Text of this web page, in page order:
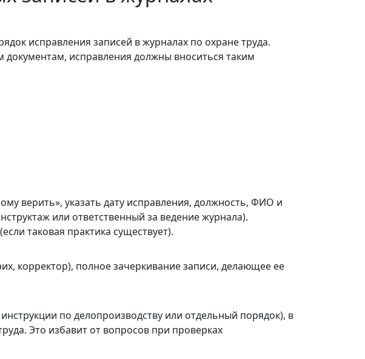
исправления записей в журналах по охране труда.
исправления должны вноситься таким
верить», указать дату исправления, должность, ФИО и
или ответственный за ведение журнала).
таковая практика существует).
корректор), полное зачеркивание записи, делающее ее
по делопроизводству или отдельный порядок), в
Это избавит от вопросов при проверках